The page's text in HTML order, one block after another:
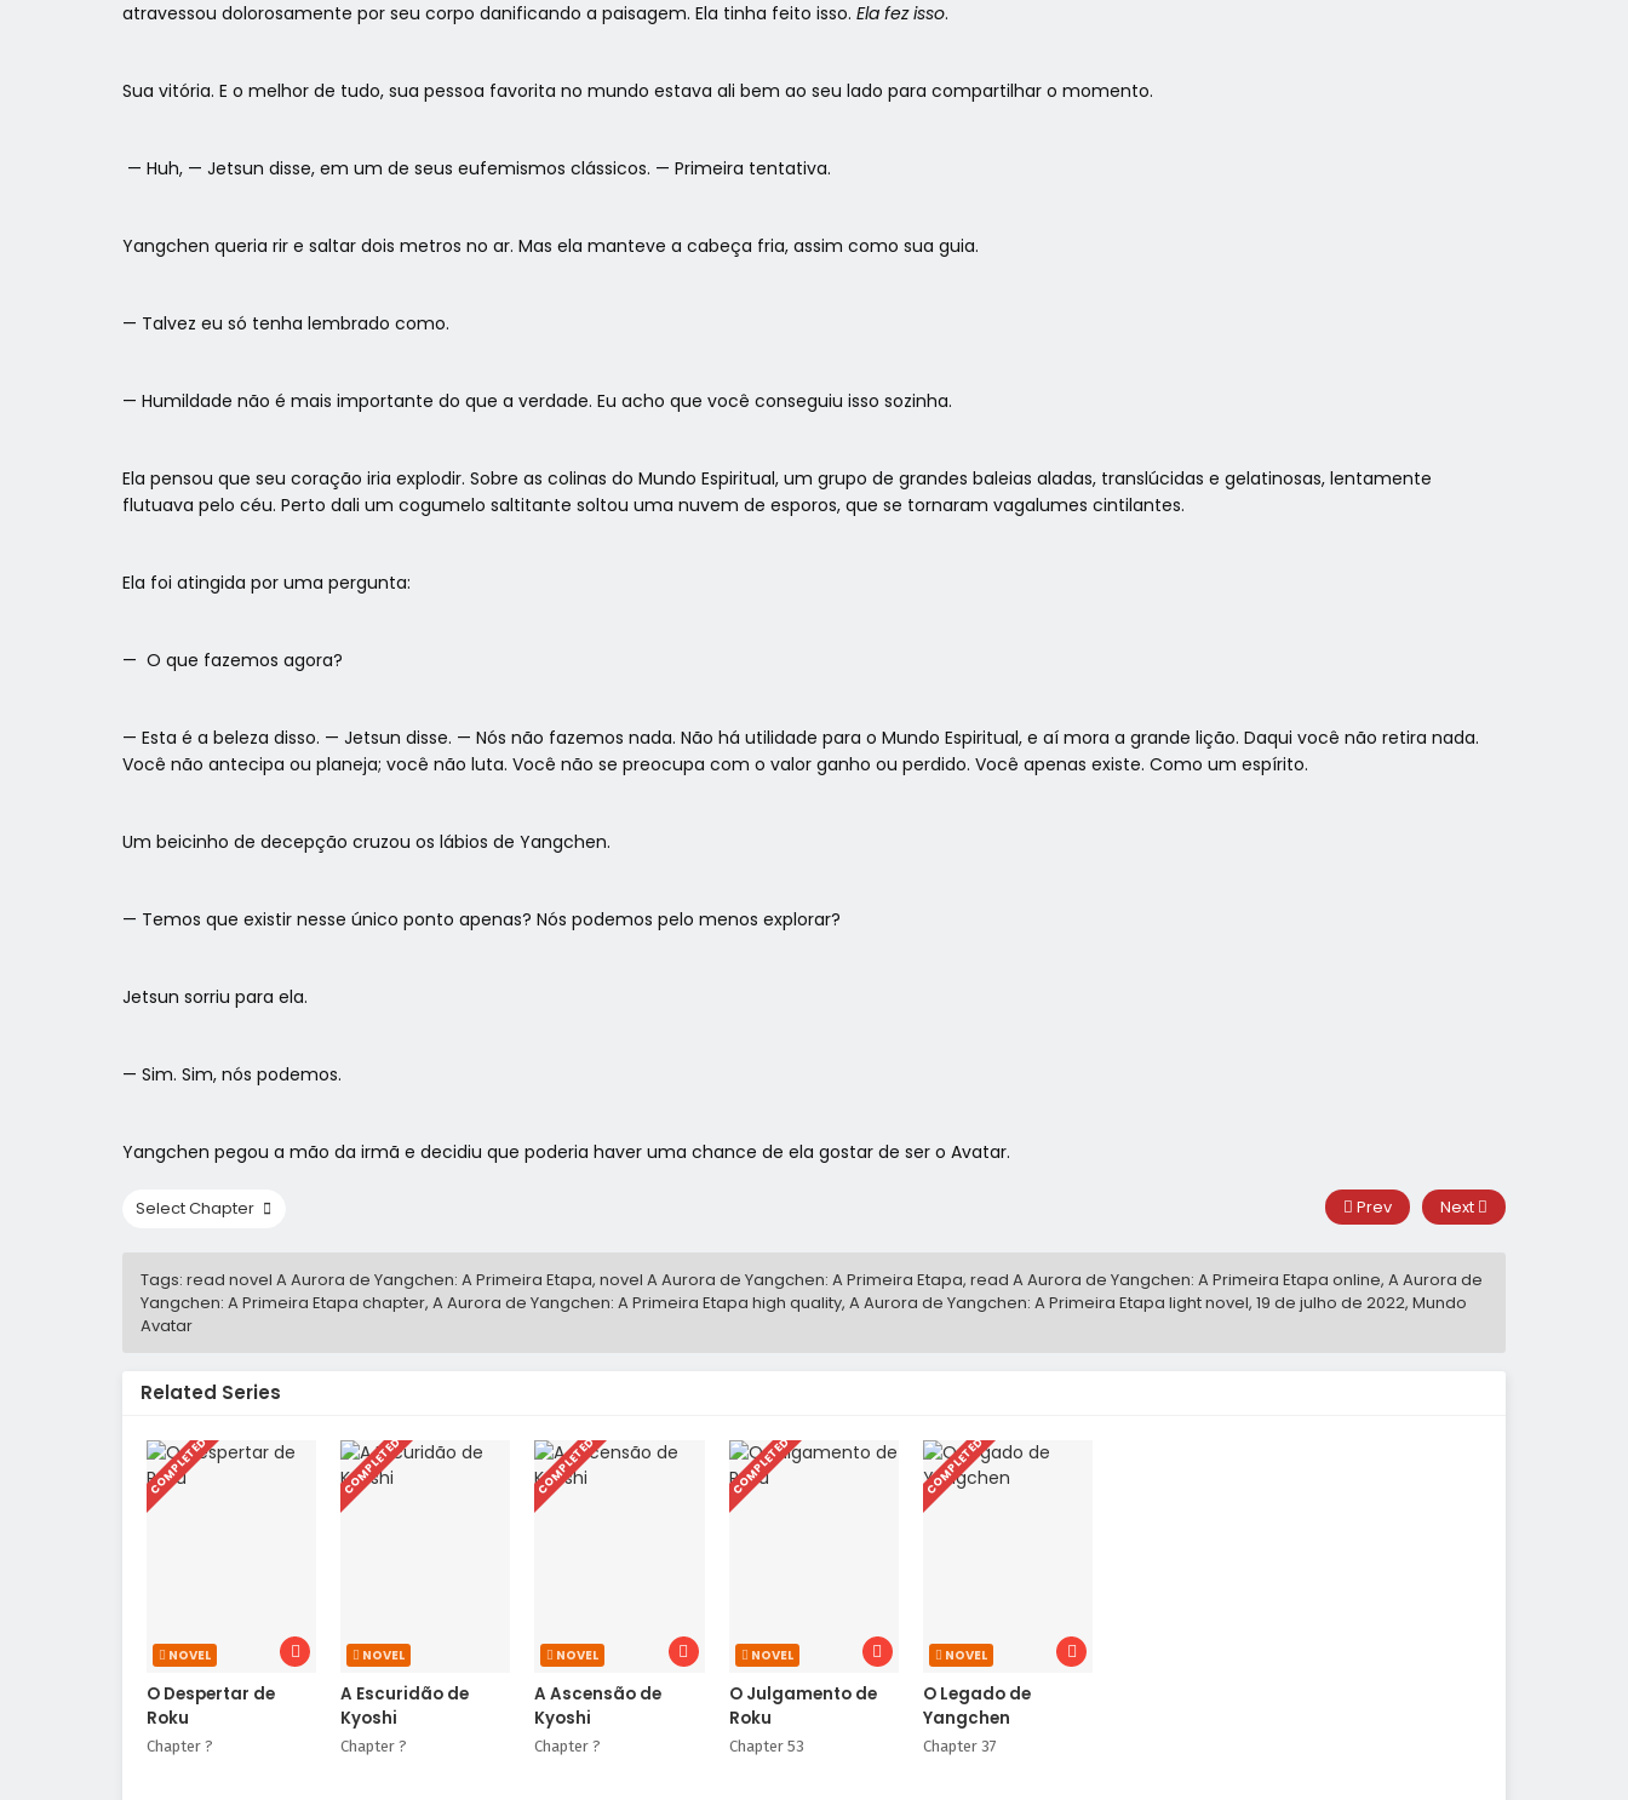
atravessou dolorosamente por seu corpo danificando a paisagem. Ela tinha feito isso. Ela fez isso.
Sua vitória. E o melhor de tudo, sua pessoa favorita no mundo estava ali bem ao seu lado para compartilhar o momento.
— Huh, — Jetsun disse, em um de seus eufemismos clássicos. — Primeira tentativa.
Yangchen queria rir e saltar dois metros no ar. Mas ela manteve a cabeça fria, assim como sua guia.
— Talvez eu só tenha lembrado como.
— Humildade não é mais importante do que a verdade. Eu acho que você conseguiu isso sozinha.
Ela pensou que seu coração iria explodir. Sobre as colinas do Mundo Espiritual, um grupo de grandes baleias aladas, translúcidas e gelatinosas, lentamente
flutuava pelo céu. Perto dali um cogumelo saltitante soltou uma nuvem de esporos, que se tornaram vagalumes cintilantes.
Ela foi atingida por uma pergunta:
— O que fazemos agora?
— Esta é a beleza disso. — Jetsun disse. — Nós não fazemos nada. Não há utilidade para o Mundo Espiritual, e aí mora a grande lição. Daqui você não retira nada.
Você não antecipa ou planeja; você não luta. Você não se preocupa com o valor ganho ou perdido. Você apenas existe. Como um espírito.
Um beicinho de decepção cruzou os lábios de Yangchen.
— Temos que existir nesse único ponto apenas? Nós podemos pelo menos explorar?
Jetsun sorriu para ela.
— Sim. Sim, nós podemos.
Yangchen pegou a mão da irmã e decidiu que poderia haver uma chance de ela gostar de ser o Avatar.
Prev Next
Tags: read novel A Aurora de Yangchen: A Primeira Etapa, novel A Aurora de Yangchen: A Primeira Etapa, read A Aurora de Yangchen: A Primeira Etapa online, A Aurora de
Yangchen: A Primeira Etapa chapter, A Aurora de Yangchen: A Primeira Etapa high quality, A Aurora de Yangchen: A Primeira Etapa light novel, 19 de julho de 2022, Mundo
Avatar
Related Series
COMPLETED
NOVEL
O Despertar de
Roku
Chapter ?
COMPLETED
NOVEL
A Escuridão de
Kyoshi
Chapter ?
COMPLETED
NOVEL
A Ascensão de
Kyoshi
Chapter ?
COMPLETED
NOVEL
O Julgamento de
Roku
Chapter 53
COMPLETED
NOVEL
O Legado de
Yangchen
Chapter 37